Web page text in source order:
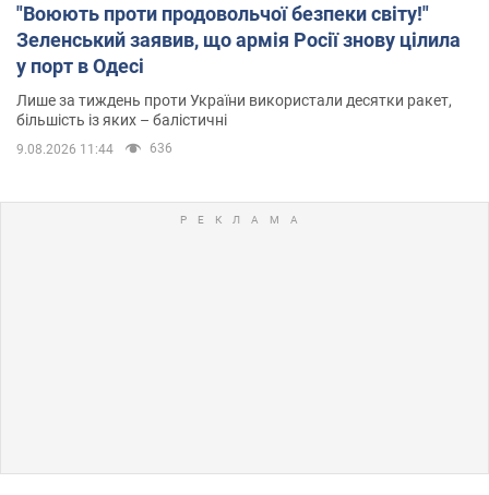
"Воюють проти продовольчої безпеки світу!"
Зеленський заявив, що армія Росії знову цілила
у порт в Одесі
Лише за тиждень проти України використали десятки ракет,
більшість із яких – балістичні
9.08.2026 11:44 636